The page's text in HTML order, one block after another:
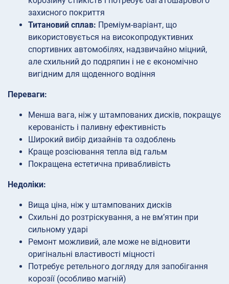
захисного покриття
Титановий сплав: Преміум-варіант, що
використовується на високопродуктивних
спортивних автомобілях, надзвичайно міцний,
але схильний до подряпин і не є економічно
вигідним для щоденного водіння
Переваги:
Менша вага, ніж у штампованих дисків, покращує
керованість і паливну ефективність
Широкий вибір дизайнів та оздоблень
Краще розсіювання тепла від гальм
Покращена естетична привабливість
Недоліки:
Вища ціна, ніж у штампованих дисків
Схильні до розтріскування, а не вм’ятин при
сильному ударі
Ремонт можливий, але може не відновити
оригінальні властивості міцності
Потребує ретельного догляду для запобігання
корозії (особливо магній)